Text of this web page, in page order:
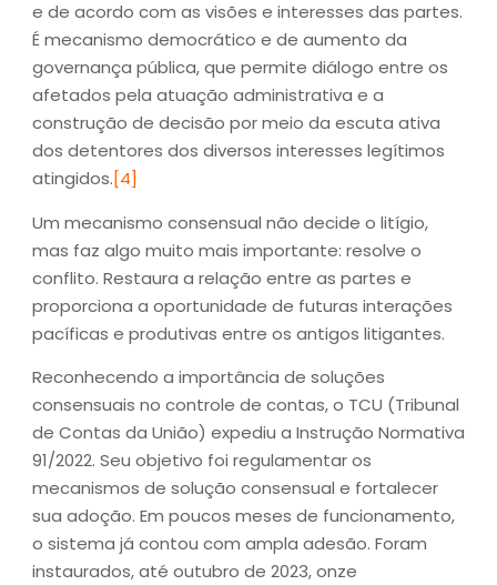
e de acordo com as visões e interesses das partes.
É mecanismo democrático e de aumento da
governança pública, que permite diálogo entre os
afetados pela atuação administrativa e a
construção de decisão por meio da escuta ativa
dos detentores dos diversos interesses legítimos
atingidos.[4]
Um mecanismo consensual não decide o litígio,
mas faz algo muito mais importante: resolve o
conflito. Restaura a relação entre as partes e
proporciona a oportunidade de futuras interações
pacíficas e produtivas entre os antigos litigantes.
Reconhecendo a importância de soluções
consensuais no controle de contas, o TCU (Tribunal
de Contas da União) expediu a Instrução Normativa
91/2022. Seu objetivo foi regulamentar os
mecanismos de solução consensual e fortalecer
sua adoção. Em poucos meses de funcionamento,
o sistema já contou com ampla adesão. Foram
instaurados, até outubro de 2023, onze